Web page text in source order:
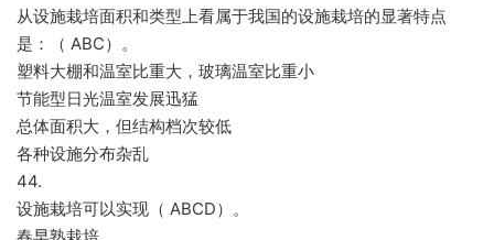
从设施栽培面积和类型上看属于我国的设施栽培的显著特点
是：（ ABC）。
塑料大棚和温室比重大，玻璃温室比重小
节能型日光温室发展迅猛
总体面积大，但结构档次较低
各种设施分布杂乱
44.
设施栽培可以实现（ ABCD）。